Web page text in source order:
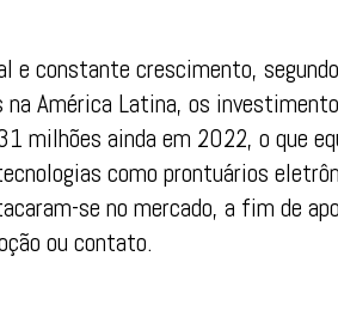
e constante crescimento,
na América Latina, os
milhões ainda em 2022, o que
como prontuários
se no mercado, a fim de
ou contato.